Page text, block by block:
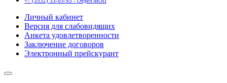
Личный кабинет
Версия для слабовидящих
Анкета удовлетворенности
Заключение договоров
Электронный прейскурант